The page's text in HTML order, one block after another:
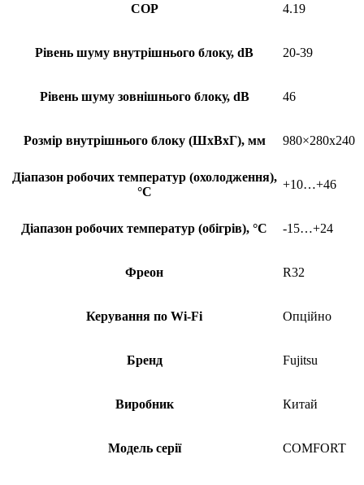
COP 4.19
Рівень шуму внутрішнього блоку, dB 20-39
Рівень шуму зовнішнього блоку, dB 46
Розмір внутрішнього блоку (ШхВхГ), мм 980×280х240
Діапазон робочих температур (охолодження),
°С
+10…+46
Діапазон робочих температур (обігрів), °С -15…+24
Фреон R32
Керування по Wi-Fi Опційно
Бренд Fujitsu
Виробник Китай
Модель серії COMFORT